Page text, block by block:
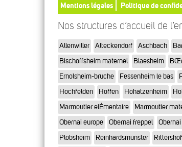
Mentions légales Politique de
Nos structures d’accueil de
Allenwiller Alteckendorf Aschbach
Bischoffsheim maternel
Blaesheim
Ernolsheim-bruche
Fessenheim le bas
Hochfelden
Hoffen Hohatzenheim
Marmoutier elÉmentaire
Marmoutier
Obernai europe
Obernai freppel
Plobsheim
Reinhardsmunster